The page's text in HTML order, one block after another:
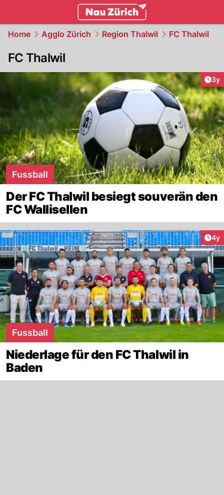
Home Agglo Zürich Region Thalwil FC Thalwil
FC Thalwil
3y
Fussball
Der FC Thalwil besiegt souverän den
FC Wallisellen
4y
Fussball
Niederlage für den FC Thalwil in
Baden